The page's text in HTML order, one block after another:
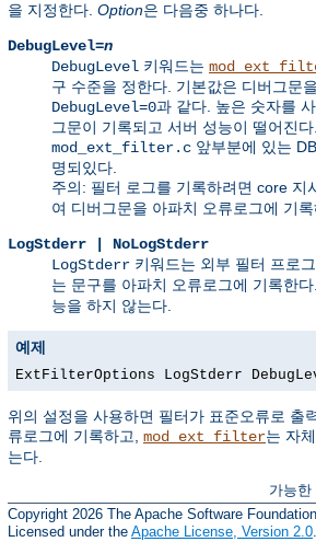
을 지정한다. Option은 다음중 하나다.
DebugLevel=n
DebugLevel 키워드는
구 수준을 정한다. 기본값은 디버그문
DebugLevel=0과 같다. 높은 숫자를
그문이 기록되고 서버 성능이 떨어진
mod_ext_filter.c 앞부분에 있는
명되있다.
주의: 필터 로그를 기록하려면 core 지
여 디버그문을 아파치 오류로그에 기록
LogStderr | NoLogStderr
LogStderr 키워드는 외부 필터 프로
는 문구를 아파치 오류로그에 기록한다.
능을 하지 않는다.
예제
ExtFilterOptions LogStderr
위의 설정을 사용하면 필터가 표준오류로 출
류로그에 기록하고, mod_ext_filter는 자
는다.
가능한
Copyright 2026 The Apache Software
Licensed under the Apache License, Version 2.0.